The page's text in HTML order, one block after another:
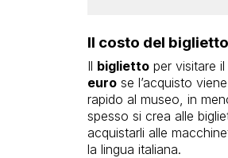
Il costo del
Il bigliettoper visitare il
eurose l’acquisto
rapido al museo, in
spesso si crea alle
acquistarli alle
la lingua italiana.